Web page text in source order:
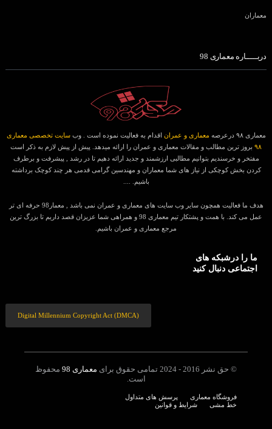
معماران
دربـــــاره معماری 98
معماری ۹۸ درعرصه معماری و عمران اقدام به فعالیت نموده است . وبسایت تخصصی معماری
۹۸ بروز ترین مطالب و مقالات معماری و عمران را ارائه میدهد. پیش از پیش لازم به ذکر است
مفتخر و خرسندیم بتوانیم مطالبی ارزشمند و جدید ارائه دهیم تا در رشد , پیشرفت و برطرف
کردن بخش کوچکی از نیاز های شما معماران و مهندسین گرامی قدمی هر چند کوچک برداشته
باشیم. ....
هدف ما فعالیت همچون سایر وب سایت های معماری و عمران نمی باشد , معمار98 حرفه ای تر
عمل می کند. با همت و پشتکار تیم معماری 98 و همراهی شما عزیزان قصد داریم تا بزرگ ترین
مرجع معماری و عمران باشیم.
ما را درشبکه های
اجتماعی دنبال کنید
Digital Millennium Copyright Act (DMCA)
© حق نشر 2016 - 2024 تمامی حقوق برای معماری 98
محفوظ
است.
فروشگاه معماری
پرسش های متداول
خط مشی
شرایط و قوانین